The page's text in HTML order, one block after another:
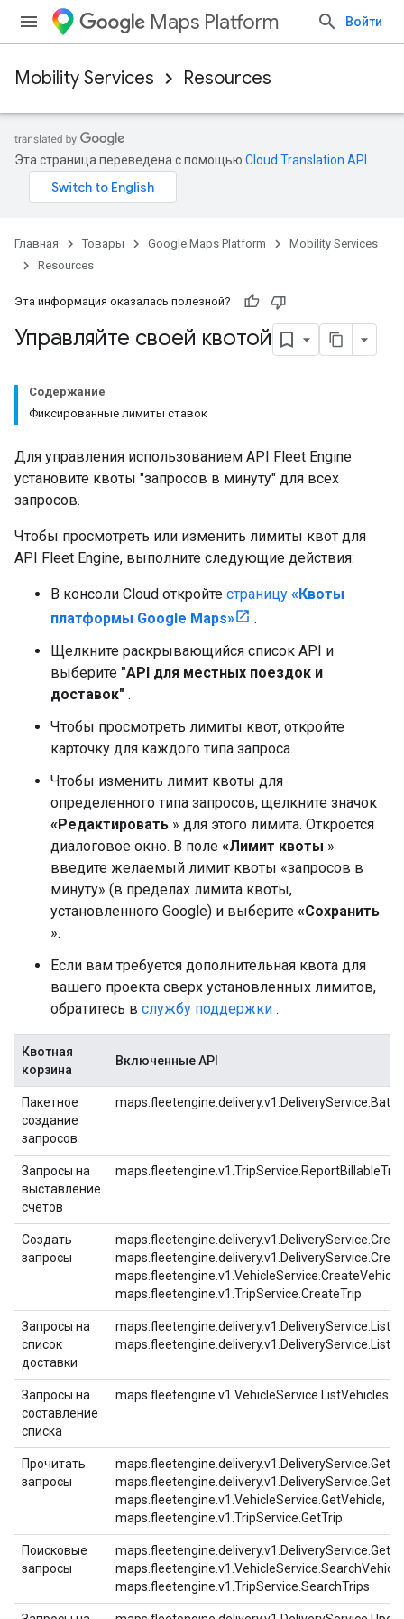
Maps Platform Войти
Mobility Services Resources
Эта страница переведена с помощью Cloud Translation API
Главная Товары Google Maps Platform
Mobility Services
Resources
Эта информация оказалась полезной?
Управляйте своей квотой
Содержание
Фиксированные лимиты ставок
Для управления использованием API Fleet Engine
установите квоты "запросов в минуту" для всех
запросов.
Чтобы просмотреть или изменить лимиты квот для
API Fleet Engine, выполните следующие действия:
В консоли Cloud откройте страницу «Квоты
платформы Google Maps»
.
Щелкните раскрывающийся список API и
выберите "API для местных поездок и
доставок" .
Чтобы просмотреть лимиты квот, откройте
карточку для каждого типа запроса.
Чтобы изменить лимит квоты для
определенного типа запросов, щелкните значок
«Редактировать » для этого лимита. Откроется
диалоговое окно. В поле «Лимит квоты »
введите желаемый лимит квоты «запросов в
минуту» (в пределах лимита квоты,
установленного Google) и выберите «Сохранить
».
Если вам требуется дополнительная квота для
вашего проекта сверх установленных лимитов,
обратитесь в службу поддержки .
Квотная
корзина
Включенные API
Пакетное
создание
запросов
Запросы на
выставление
счетов
maps.fleetengine.v1.TripService.ReportBillableTrip
Создать
запросы
maps.fleetengine.v1.VehicleService.CreateVehicle,
maps.fleetengine.v1.TripService.CreateTrip
Запросы на
список
доставки
Запросы на
составление
списка
maps.fleetengine.v1.VehicleService.ListVehicles
Прочитать
запросы
maps.fleetengine.v1.VehicleService.GetVehicle,
maps.fleetengine.v1.TripService.GetTrip
Поисковые
запросы
maps.fleetengine.v1.TripService.SearchTrips